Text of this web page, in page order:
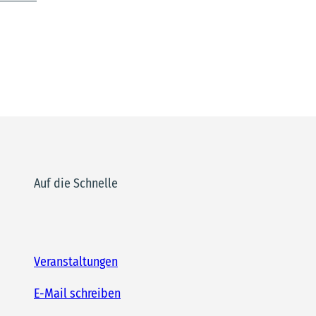
Auf die Schnelle
Veranstaltungen
E-Mail schreiben